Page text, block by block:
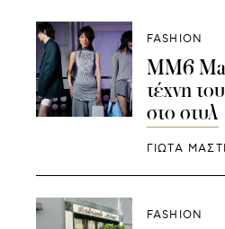
FASHION
MM6
τέχνη
στο στυλ
ΓΙΩΤΑ
FASHION